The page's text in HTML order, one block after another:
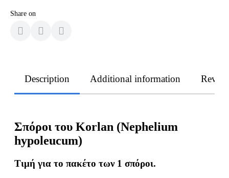
Share on
Description Additional information
Σπόροι του Korlan (Nephelium
hypoleucum)
Τιμή για το πακέτο των 1 σπόροι.